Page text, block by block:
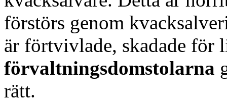
förstörs genom
är förtvivlade, skadade för
förvaltningsdomstolarna
rätt.